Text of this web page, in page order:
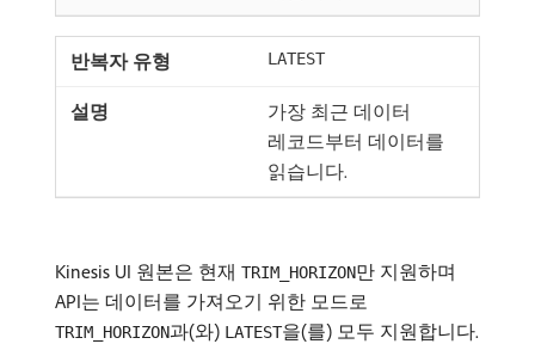
LATEST
가장 최근 데이터
레코드부터 데이터를
읽습니다.
Kinesis UI 원본은 현재 TRIM_HORIZON만 지원하며
API는 데이터를 가져오기 위한 모드로
TRIM_HORIZON과(와) LATEST을(를) 모두 지원합니다.